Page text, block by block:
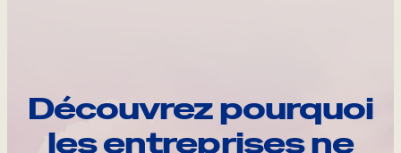
Découvrez pourquoi
les entreprises ne